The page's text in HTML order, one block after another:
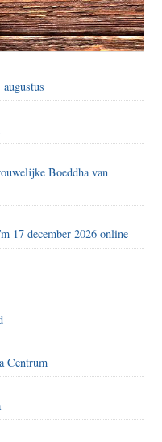
Boeddha van
17 december 2026 online
Centrum